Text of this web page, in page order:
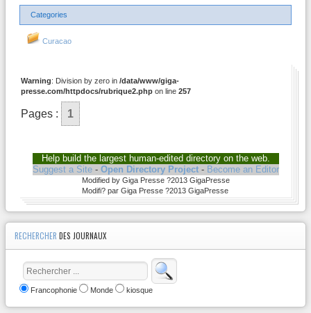
Categories
Curacao
Warning: Division by zero in /data/www/giga-
presse.com/httpdocs/rubrique2.php on line 257
Pages : 1
Help build the largest human-edited directory on the web.
Suggest a Site- Open Directory Project- Become an Editor
Modified by Giga Presse ?2013 GigaPresse
Modifi? par Giga Presse ?2013 GigaPresse
RECHERCHER DES JOURNAUX
Francophonie Monde kiosque